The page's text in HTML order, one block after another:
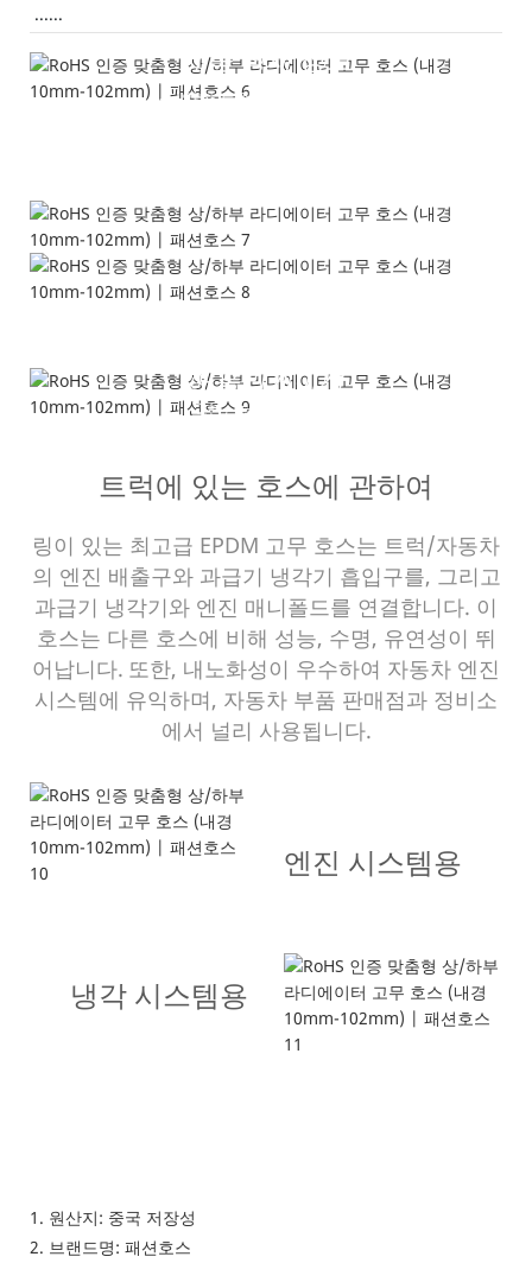
......
제품 상세 정보
---다양한 트럭 브랜드 및 대리점
애플리케이션
고온, 높은 유연성---
트럭에 있는 호스에 관하여
링이 있는 최고급 EPDM 고무 호스는 트럭/자동차
의 엔진 배출구와 과급기 냉각기 흡입구를, 그리고
과급기 냉각기와 엔진 매니폴드를 연결합니다. 이
호스는 다른 호스에 비해 성능, 수명, 유연성이 뛰
어납니다. 또한, 내노화성이 우수하여 자동차 엔진
시스템에 유익하며, 자동차 부품 판매점과 정비소
에서 널리 사용됩니다.
엔진 시스템용
냉각 시스템용
1. 원산지: 중국 저장성
2. 브랜드명: 패션호스